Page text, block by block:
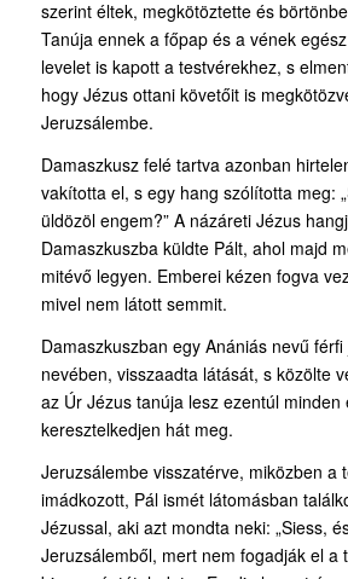
szerint éltek, megkötöztette és
Tanúja ennek a főpap és a vének
levelet is kapott a testvérekhez, s
hogy Jézus ottani követőit is
Jeruzsálembe.
Damaszkusz felé tartva azonban
vakította el, s egy hang szólította meg:
üldözöl engem?” A názáreti Jézus
Damaszkuszba küldte Pált, ahol majd
mitévő legyen. Emberei kézen fogva
mivel nem látott semmit.
Damaszkuszban egy Anániás nevű
nevében, visszaadta látását, s közölte
az Úr Jézus tanúja lesz ezentúl minden
keresztelkedjen hát meg.
Jeruzsálembe visszatérve, miközben a
imádkozott, Pál ismét látomásban
Jézussal, aki azt mondta neki: „Siess,
Jeruzsálemből, mert nem fogadják el a